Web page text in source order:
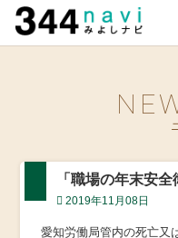
「職場の年末安
2019年11月08日
愛知労働局管内の死亡又